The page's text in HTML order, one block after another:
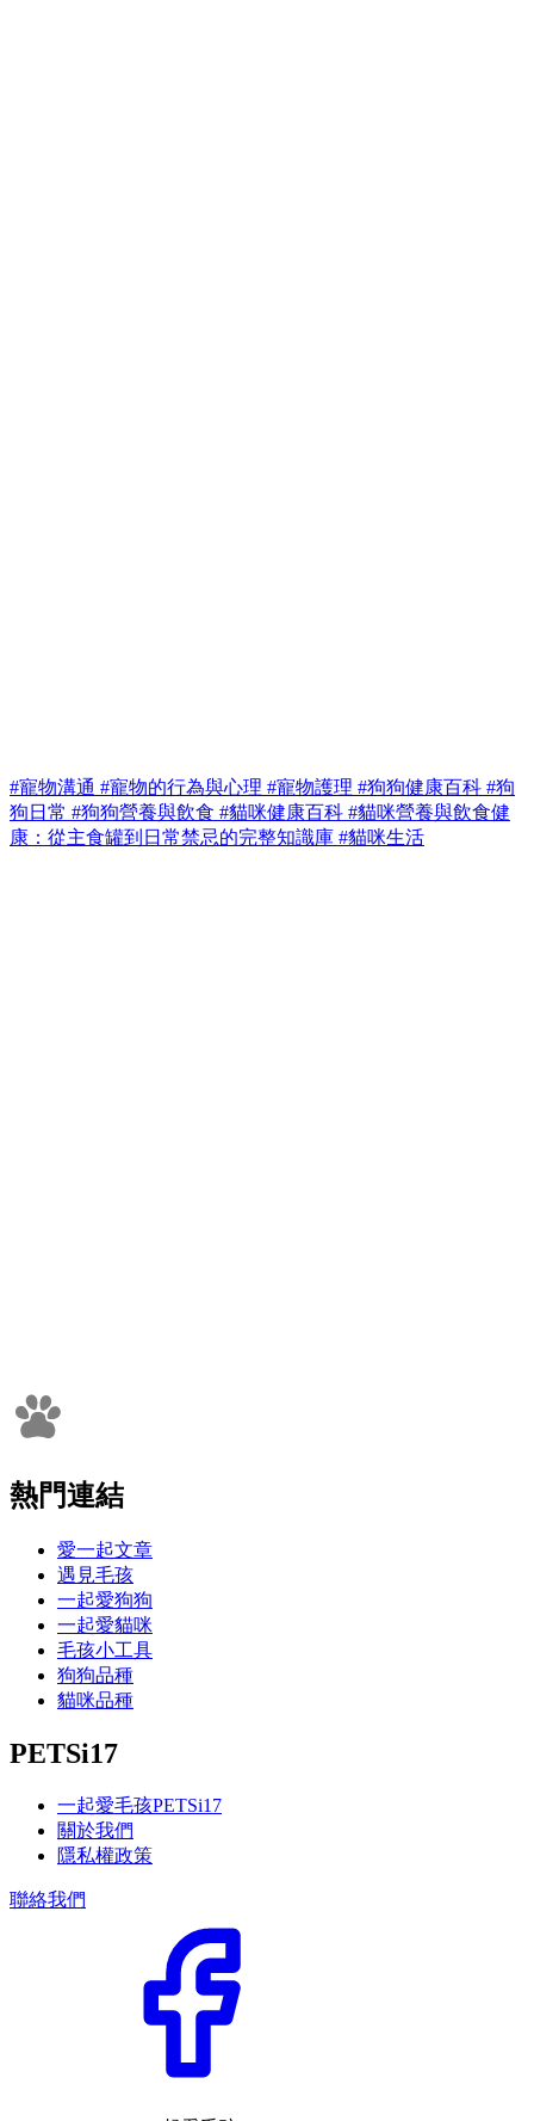
#寵物溝通 #寵物的行為與心理 #寵物護理 #狗狗健康百科 #狗
狗日常 #狗狗營養與飲食 #貓咪健康百科 #貓咪營養與飲食健
康：從主食罐到日常禁忌的完整知識庫 #貓咪生活
熱門連結
愛一起文章
遇見毛孩
一起愛狗狗
一起愛貓咪
毛孩小工具
狗狗品種
貓咪品種
PETSi17
一起愛毛孩PETSi17
關於我們
隱私權政策
聯絡我們